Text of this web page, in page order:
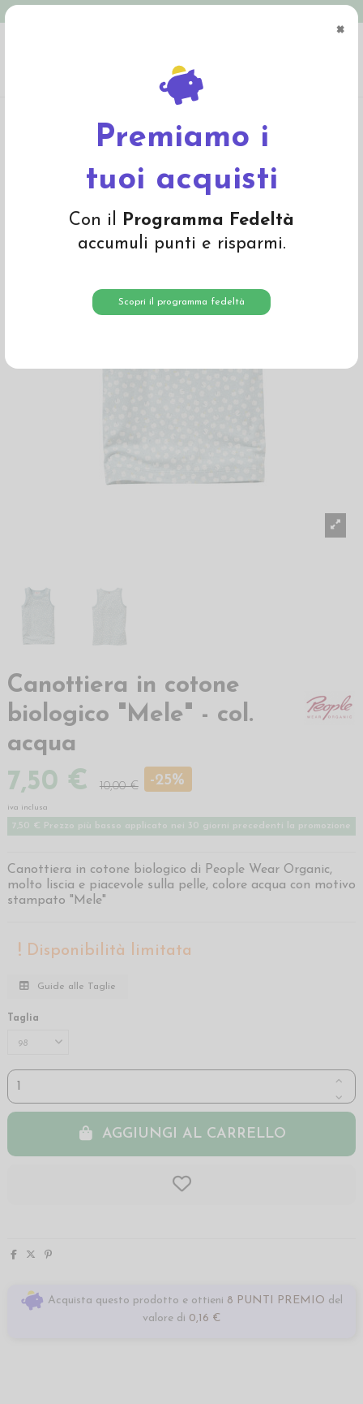
×
Premiamo i
tuoi acquisti
Con il Programma Fedeltà
accumuli punti e risparmi.
Scopri il programma fedeltà
Canottiera in cotone
biologico "Mele" - col.
acqua
7,50 € 10,00 € -25%
iva inclusa
7,50 € Prezzo più basso applicato nei 30 giorni precedenti la promozione
Canottiera in cotone biologico di People Wear Organic,
molto liscia e piacevole sulla pelle, colore acqua con motivo
stampato "Mele"
Disponibilità limitata
Guide alle Taglie
Taglia
AGGIUNGI AL CARRELLO
Acquista questo prodotto e ottieni 8 PUNTI PREMIO del
valore di 0,16 €